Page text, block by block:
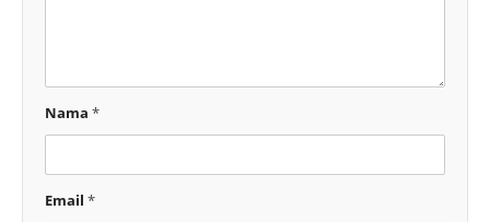
Nama *
Email *